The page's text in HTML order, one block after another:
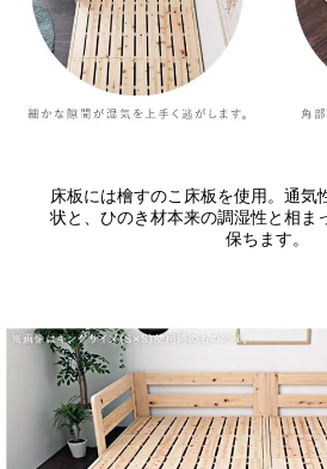
床板には檜すのこ床板を使用。通気
状と、ひのき材本来の調湿性と相ま
保ちます。